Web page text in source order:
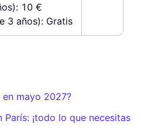
10 €
3 años): Gratis
en mayo 2027?
París: ¡todo lo que necesitas